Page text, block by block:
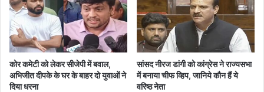
रहा
था”
कोर कमेटी को लेकर सीजेपी में बवाल,
अभिजीत दीपके के घर के बाहर दो युवाओं ने
दिया धरना
सांसद नीरज डांगी को कांग्रेस ने राज्यसभा
में बनाया चीफ व्हिप, जानिये कौन हैं ये
वरिष्ठ नेता